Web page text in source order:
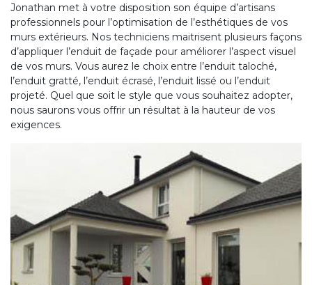
Jonathan met à votre disposition son équipe d’artisans
professionnels pour l’optimisation de l’esthétiques de vos
murs extérieurs. Nos techniciens maitrisent plusieurs façons
d’appliquer l’enduit de façade pour améliorer l’aspect visuel
de vos murs. Vous aurez le choix entre l’enduit taloché,
l’enduit gratté, l’enduit écrasé, l’enduit lissé ou l’enduit
projeté. Quel que soit le style que vous souhaitez adopter,
nous saurons vous offrir un résultat à la hauteur de vos
exigences.